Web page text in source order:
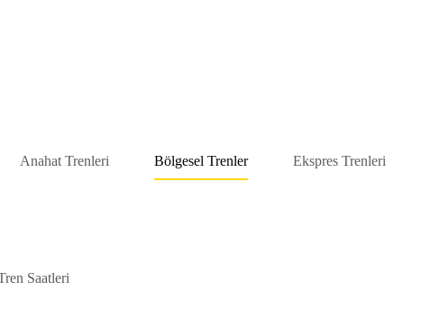
Anahat Trenleri Bölgesel Trenler Ekspres Trenleri
Saatleri